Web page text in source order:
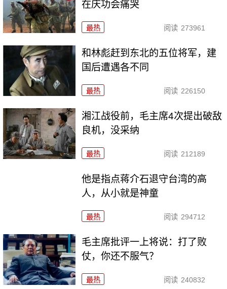
在庆功会痛哭
最热 阅读 273961
和林彪赶到东北的五位将军，建
国后遭遇各不同
最热 阅读 226150
湘江战役前，毛主席4次提出破敌
良机，没采纳
最热 阅读 212189
他是指点蒋介石退守台湾的高
人，从小就是神童
最热 阅读 294712
毛主席批评一上将说：打了败
仗，你还不服气？
最热 阅读 240832